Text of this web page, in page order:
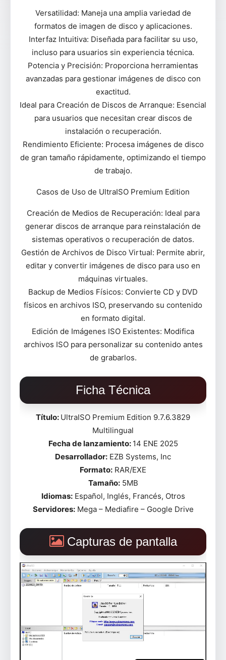
Versatilidad: Maneja una amplia variedad de
formatos de imagen de disco y aplicaciones.
Interfaz Intuitiva: Diseñada para facilitar su uso,
incluso para usuarios sin experiencia técnica.
Potencia y Precisión: Proporciona herramientas
avanzadas para gestionar imágenes de disco con
exactitud.
Ideal para Creación de Discos de Arranque: Esencial
para usuarios que necesitan crear discos de
instalación o recuperación.
Rendimiento Eficiente: Procesa imágenes de disco
de gran tamaño rápidamente, optimizando el tiempo
de trabajo.
Casos de Uso de UltraISO Premium Edition
Creación de Medios de Recuperación: Ideal para
generar discos de arranque para reinstalación de
sistemas operativos o recuperación de datos.
Gestión de Archivos de Disco Virtual: Permite abrir,
editar y convertir imágenes de disco para uso en
máquinas virtuales.
Backup de Medios Físicos: Convierte CD y DVD
físicos en archivos ISO, preservando su contenido
en formato digital.
Edición de Imágenes ISO Existentes: Modifica
archivos ISO para personalizar su contenido antes
de grabarlos.
Ficha Técnica
Título: UltraISO Premium Edition 9.7.6.3829
Multilingual
Fecha de lanzamiento: 14 ENE 2025
Desarrollador: EZB Systems, Inc
Formato: RAR/EXE
Tamaño:5MB
Idiomas:Español, Inglés, Francés, Otros
Servidores:Mega – Mediafire – Google Drive
Capturas de pantalla